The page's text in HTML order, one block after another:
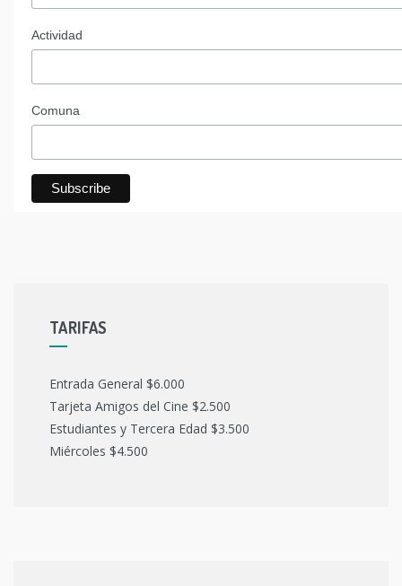
Actividad
Comuna
TARIFAS
Entrada General $6.000
Tarjeta Amigos del Cine $2.500
Estudiantes y Tercera Edad $3.500
Miércoles $4.500